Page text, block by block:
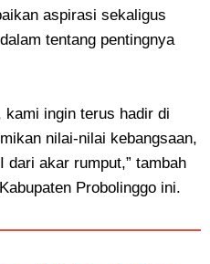
aspirasi sekaligus
tentang pentingnya
kami ingin terus hadir di
nilai-nilai kebangsaan,
dari akar rumput,” tambah
Probolinggo ini.